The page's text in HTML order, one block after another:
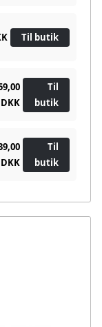
Til butik
DKK
Til
butik
DKK
Til
butik